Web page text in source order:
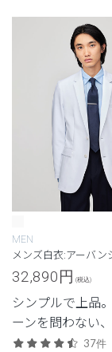
MEN
メンズ白衣:アーバン
32,890円 (税込)
シンプルで上品
ーンを問わない
求したクラシコの
37件